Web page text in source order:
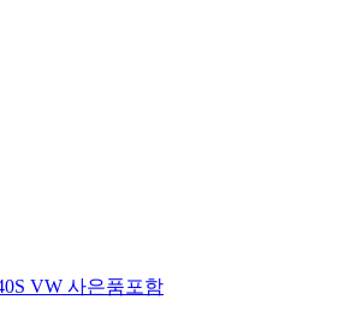
VW 사은품포함